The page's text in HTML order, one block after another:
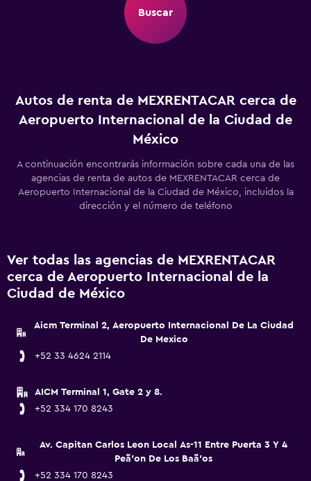
Buscar
Autos de renta de MEXRENTACAR cerca de
Aeropuerto Internacional de la Ciudad de
México
A continuación encontrarás información sobre cada una de las
agencias de renta de autos de MEXRENTACAR cerca de
Aeropuerto Internacional de la Ciudad de México, incluidos la
dirección y el número de teléfono
Ver todas las agencias de MEXRENTACAR
cerca de Aeropuerto Internacional de la
Ciudad de México
Aicm Terminal 2, Aeropuerto Internacional De La Ciudad
De Mexico
+52 33 4624 2114
AICM Terminal 1, Gate 2 y 8.
+52 334 170 8243
Av. Capitan Carlos Leon Local As-11 Entre Puerta 3 Y 4
Peã'on De Los Baã'os
+52 334 170 8243